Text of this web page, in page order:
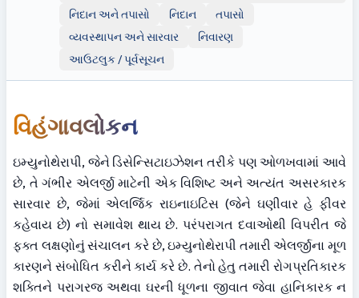
નિદાન અને તપાસો
નિદાન
તપાસો
વ્યવસ્થાપન અને સારવાર
નિવારણ
આઉટલુક / પૂર્વસૂચન
વિહંગાવલોકન
ઇમ્યુનોથેરાપી, જેને ડિસેન્સિટાઇઝેશન તરીકે પણ ઓળખવામાં આવે
છે, તે ગંભીર એલર્જી માટેની એક વિશિષ્ટ અને અત્યંત અસરકારક
સારવાર છે, જેમાં એલર્જિક રાઇનાઇટિસ (જેને ઘણીવાર હે ફીવર
કહેવાય છે) નો સમાવેશ થાય છે. પરંપરાગત દવાઓથી વિપરીત જે
ફક્ત લક્ષણોનું સંચાલન કરે છે, ઇમ્યુનોથેરાપી તમારી એલર્જીના મૂળ
કારણને સંબોધિત કરીને કાર્ય કરે છે. તેનો હેતુ તમારી રોગપ્રતિકારક
શક્તિને પરાગરજ અથવા ઘરની ધૂળના જીવાત જેવા હાનિકારક ન